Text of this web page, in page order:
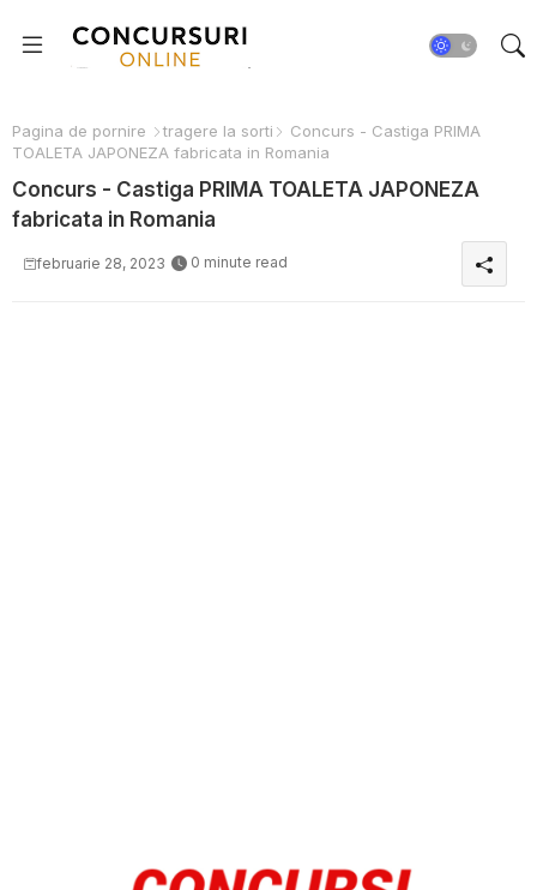
Pagina de pornire tragere la sorti
Concurs - Castiga PRIMA
TOALETA JAPONEZA fabricata in Romania
Concurs - Castiga PRIMA TOALETA JAPONEZA
fabricata in Romania
februarie 28, 2023 0 minute read